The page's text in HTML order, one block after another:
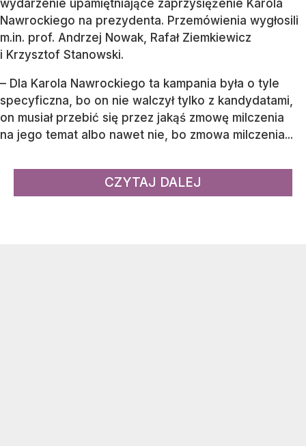
wydarzenie upamiętniające zaprzysiężenie Karola
Nawrockiego na prezydenta. Przemówienia wygłosili
m.in. prof. Andrzej Nowak, Rafał Ziemkiewicz
i Krzysztof Stanowski.
– Dla Karola Nawrockiego ta kampania była o tyle
specyficzna, bo on nie walczył tylko z kandydatami,
on musiał przebić się przez jakąś zmowę milczenia
na jego temat albo nawet nie, bo zmowa milczenia...
CZYTAJ DALEJ